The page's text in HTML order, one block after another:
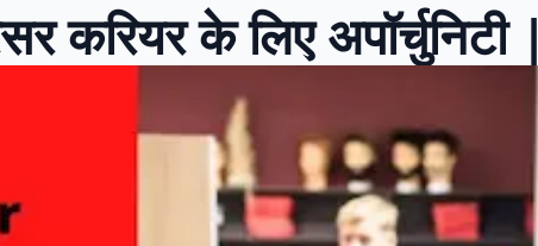
करियर के लिए अपॉर्चुनिटी |